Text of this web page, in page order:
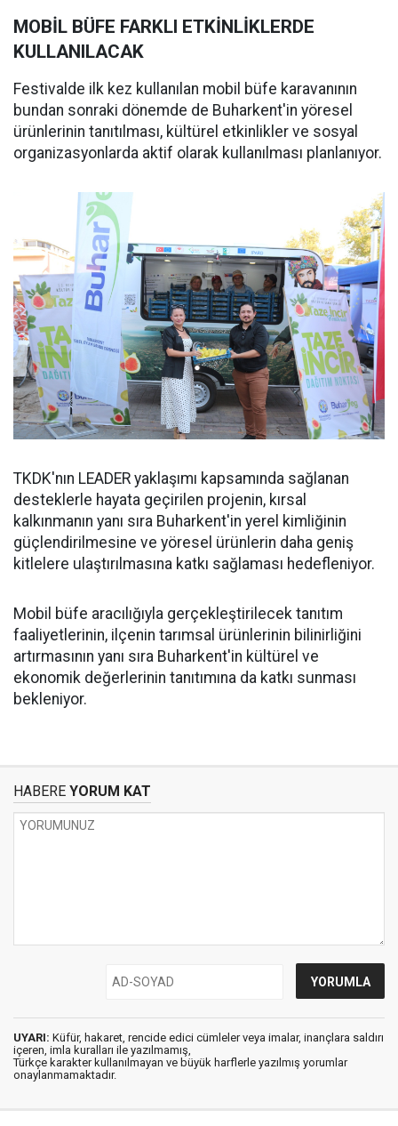
MOBİL BÜFE FARKLI ETKİNLİKLERDE
KULLANILACAK
Festivalde ilk kez kullanılan mobil büfe karavanının
bundan sonraki dönemde de Buharkent'in yöresel
ürünlerinin tanıtılması, kültürel etkinlikler ve sosyal
organizasyonlarda aktif olarak kullanılması planlanıyor.
TKDK'nın LEADER yaklaşımı kapsamında sağlanan
desteklerle hayata geçirilen projenin, kırsal
kalkınmanın yanı sıra Buharkent'in yerel kimliğinin
güçlendirilmesine ve yöresel ürünlerin daha geniş
kitlelere ulaştırılmasına katkı sağlaması hedefleniyor.
Mobil büfe aracılığıyla gerçekleştirilecek tanıtım
faaliyetlerinin, ilçenin tarımsal ürünlerinin bilinirliğini
artırmasının yanı sıra Buharkent'in kültürel ve
ekonomik değerlerinin tanıtımına da katkı sunması
bekleniyor.
HABERE YORUM KAT
UYARI: Küfür, hakaret, rencide edici cümleler veya imalar, inançlara saldırı
içeren, imla kuralları ile yazılmamış,
Türkçe karakter kullanılmayan ve büyük harflerle yazılmış yorumlar
onaylanmamaktadır.